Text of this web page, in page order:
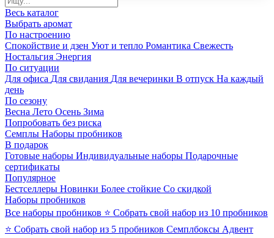
Весь каталог
Выбрать аромат
По настроению
Спокойствие и дзен Уют и тепло Романтика Свежесть
Ностальгия Энергия
По ситуации
Для офиса Для свидания Для вечеринки В отпуск На каждый
день
По сезону
Весна Лето Осень Зима
Попробовать без риска
Семплы Наборы пробников
В подарок
Готовые наборы Индивидуальные наборы Подарочные
сертификаты
Популярное
Бестселлеры Новинки Более стойкие Со скидкой
Наборы пробников
Все наборы пробников ⭐ Собрать свой набор из 10 пробников
⭐ Собрать свой набор из 5 пробников Семплбоксы Адвент